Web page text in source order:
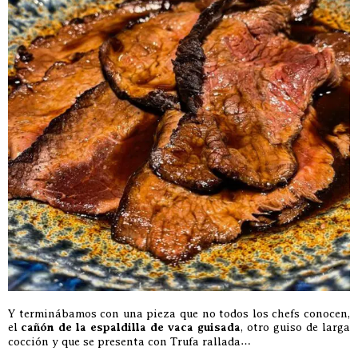
Y terminábamos con una pieza que no todos los chefs conocen,
el cañón de la espaldilla de vaca guisada, otro guiso de larga
cocción y que se presenta con Trufa rallada…